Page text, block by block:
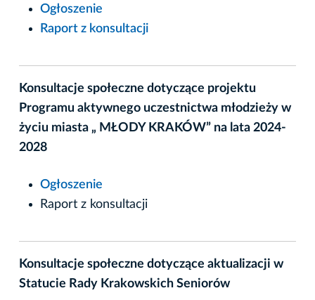
Ogłoszenie
Raport z konsultacji
Konsultacje społeczne dotyczące projektu
Programu aktywnego uczestnictwa młodzieży w
życiu miasta „ MŁODY KRAKÓW” na lata 2024-
2028
Ogłoszenie
Raport z konsultacji
Konsultacje społeczne dotyczące aktualizacji w
Statucie Rady Krakowskich Seniorów